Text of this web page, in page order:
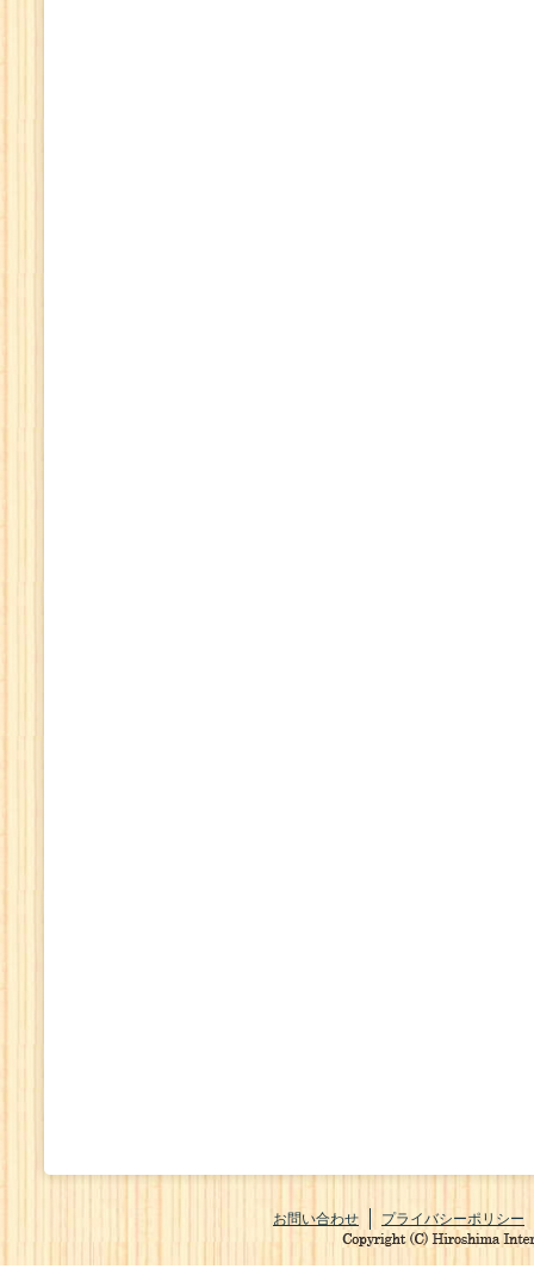
お問い合わせ プライバシーポリシー